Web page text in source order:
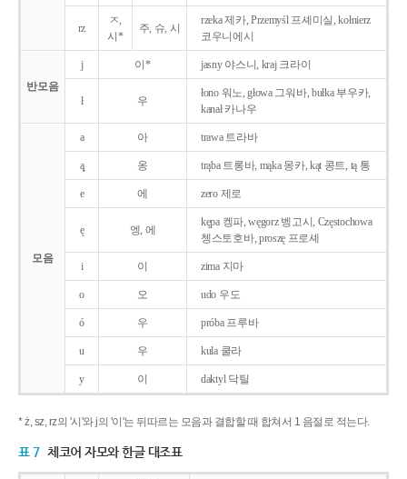
rz
ㅈ,
시*
주, 슈, 시
rzeka 제카, Przemyśl 프셰미실, kołnierz
코우니에시
반모음
j 이* jasny 야스니, kraj 크라이
ł 우
łono 워노, głowa 그워바, bułka 부우카,
kanał 카나우
모음
a 아 trawa 트라바
ą̨ 옹 trąba 트롱바, mąka 몽카, kąt 콩트, tą 통
e 에 zero 제로
ę 엥, 에
kępa 켕파, węgorz 벵고시, Częstochowa
쳉스토호바, proszę 프로셰
i 이 zima 지마
o 오 udo 우도
ó 우 próba 프루바
u 우 kula 쿨라
y 이 daktyl 닥틸
* ż, sz, rz의 '시'와 j의 '이'는 뒤따르는 모음과 결합할 때 합쳐서 1 음절로 적는다.
표 7 체코어 자모와 한글 대조표